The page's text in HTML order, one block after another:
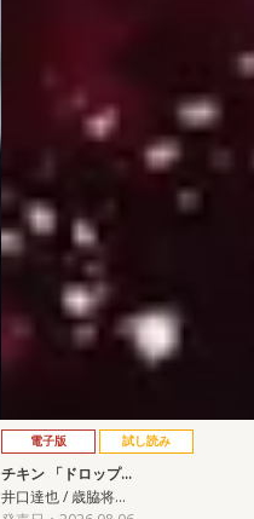
電子版 試し読み
チキン 「ドロップ…
井口達也 / 歳脇将…